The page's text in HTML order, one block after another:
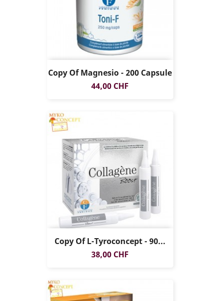
Copy Of Magnesio - 200 Capsule
Prezzo
44,00 CHF
Copy Of L-Tyroconcept - 90...
Prezzo
38,00 CHF